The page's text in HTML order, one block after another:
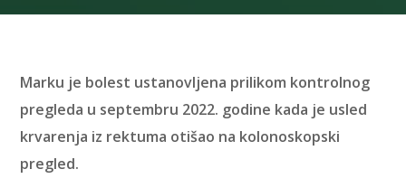
Marku je bolest ustanovljena prilikom kontrolnog
pregleda u septembru 2022. godine kada je usled
krvarenja iz rektuma otišao na kolonoskopski
pregled.